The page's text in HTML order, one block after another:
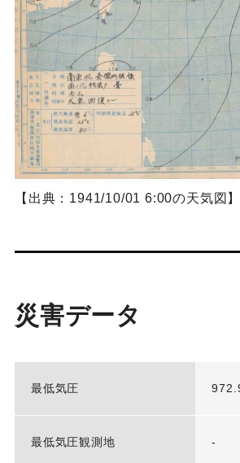
【出典：1941/10/01 6:00の天気図】
災害データ
最低気圧
最低気圧観測地 -